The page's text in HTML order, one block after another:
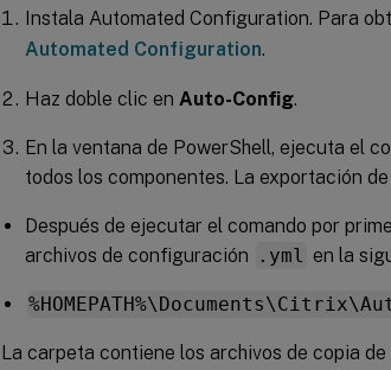
Instala Automated Configuration. Para
Automated Configuration.
Haz doble clic en Auto-Config.
En la ventana de PowerShell, ejecuta el
todos los componentes. La exportación
Después de ejecutar el comando por
archivos de configuración
.yml en la
La carpeta contiene los archivos de copia